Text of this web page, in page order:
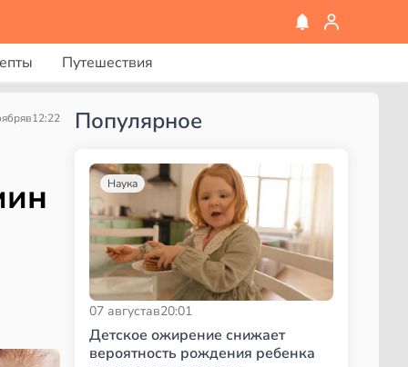
Путешествия
в12:22 Популярное
Наука
07 августав20:01
Детское ожирение снижает
вероятность рождения ребенка